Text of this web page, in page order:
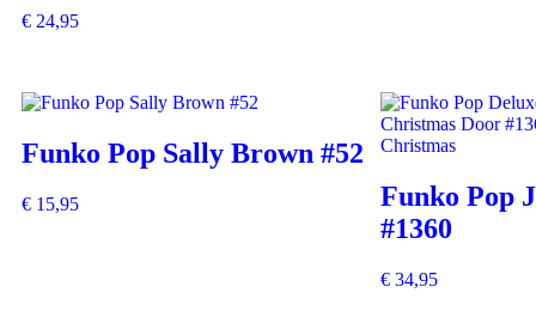
€ 24,95
Funko Pop Sally Brown #52
€ 15,95
Funko Pop
#1360
€ 34,95